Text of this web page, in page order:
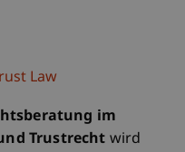
Law
im
Trustrecht wird